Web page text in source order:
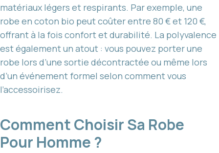
matériaux légers et respirants. Par exemple, une
robe en coton bio peut coûter entre 80 € et 120 €,
offrant à la fois confort et durabilité. La polyvalence
est également un atout : vous pouvez porter une
robe lors d’une sortie décontractée ou même lors
d’un événement formel selon comment vous
l’accessoirisez.
Comment Choisir Sa Robe
Pour Homme ?